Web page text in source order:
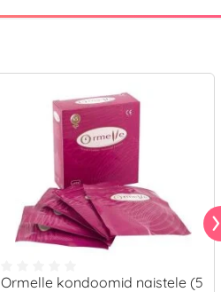
Ormelle kondoomid naistele (5